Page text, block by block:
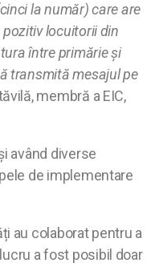
la număr) care are
locuitorii din
între primărie și
transmită mesajul pe
membră a EIC,
având diverse
de implementare
au colaborat pentru a
a fost posibil doar